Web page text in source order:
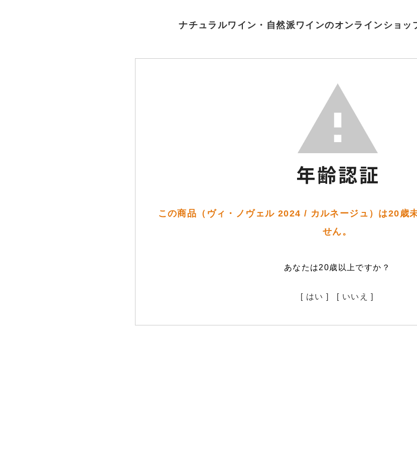
ナチュラルワイン・自然派ワインのオンラインショ
この商品（ヴィ・ノヴェル 2024 / カルネージュ）は20歳
せん。
あなたは20歳以上ですか？
[ はい ] [ いいえ ]